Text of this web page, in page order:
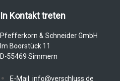
In Kontakt treten
Pfefferkorn & Schneider GmbH
Im Boorstück 11
D-55469 Simmern
E-Mail: info@verschluss.de